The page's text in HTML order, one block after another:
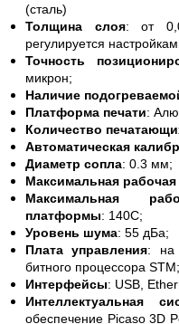
(сталь)
Толщина слоя: от
регулируется
Точность
микрон;
Наличие
Платформа печати:
Количество
Автоматическая
Диаметр сопла: 0.3 мм;
Максимальная рабочая
Максимальная
платформы: 140C;
Уровень шума: 55 дБа;
Плата управления: на
битного процессора STM;
Интерфейсы: USB,
Интеллектуальная
обеспечение Picaso 3D